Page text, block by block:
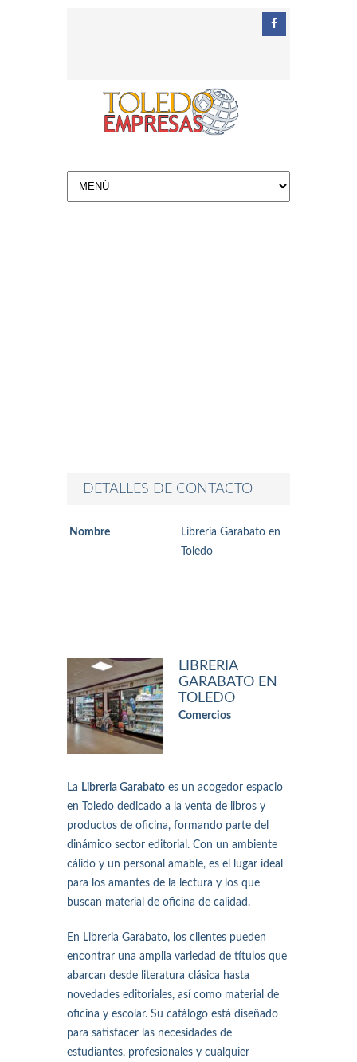
DETALLES DE CONTACTO
Nombre
Libreria Garabato en
Toledo
LIBRERIA
GARABATO EN
TOLEDO
Comercios
La Libreria Garabato es un acogedor espacio
en Toledo dedicado a la venta de libros y
productos de oficina, formando parte del
dinámico sector editorial. Con un ambiente
cálido y un personal amable, es el lugar ideal
para los amantes de la lectura y los que
buscan material de oficina de calidad.
En Libreria Garabato, los clientes pueden
encontrar una amplia variedad de títulos que
abarcan desde literatura clásica hasta
novedades editoriales, así como material de
oficina y escolar. Su catálogo está diseñado
para satisfacer las necesidades de
estudiantes, profesionales y cualquier